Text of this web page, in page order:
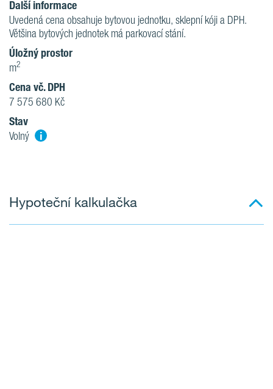
Další informace
Uvedená cena obsahuje bytovou jednotku, sklepní kóji a DPH.
Většina bytových jednotek má parkovací stání.
Úložný prostor
m2
Cena vč. DPH
7 575 680 Kč
Stav
Volný i
Hypoteční kalkulačka